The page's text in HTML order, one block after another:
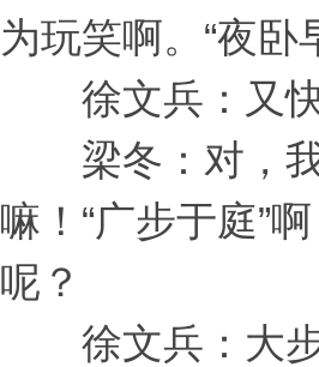
为玩笑啊。“夜卧
徐文兵：又
梁冬：对，我
嘛！“广步于庭”
呢？
徐文兵：大步